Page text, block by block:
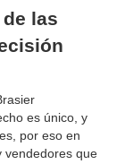
las
es único, y
por eso en
vendedores que